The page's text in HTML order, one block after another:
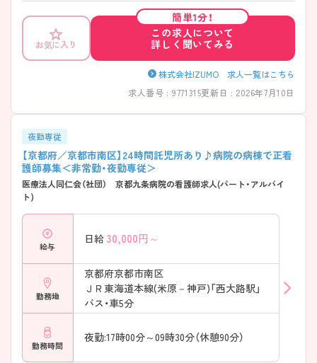
お気に入り
簡単1分！
この求人について
詳しく聞いてみる
株式会社IZUMO 求人一覧はこちら
求人番号 : 9771315更新日 : 2026年7月10日
夜勤専従
【京都府／京都市南区】24時間託児所あり♪病院の病棟で正看
護師募集＜非常勤・夜勤専従＞
医療法人同仁会（社団） 京都九条病院の看護師求人(パート・アルバイ
ト)
給与
日給 30,000円～
勤務地
京都府京都市南区
ＪＲ東海道本線(米原－神戸)「西大路駅」
バス・車5分
勤務時間
夜勤:17時00分～09時30分（休憩90分）